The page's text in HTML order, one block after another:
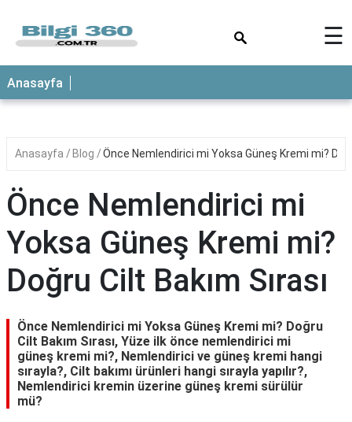
ANASAYFA
☰
Anasayfa
Anasayfa Blog Önce Nemlendirici mi Yoksa Güneş Kremi mi?
Önce Nemlendirici mi
Yoksa Güneş Kremi mi?
Doğru Cilt Bakım Sırası
Önce Nemlendirici mi Yoksa Güneş Kremi mi? Doğru
Cilt Bakım Sırası, Yüze ilk önce nemlendirici mi
güneş kremi mi?, Nemlendirici ve güneş kremi hangi
sırayla?, Cilt bakımı ürünleri hangi sırayla yapılır?,
Nemlendirici kremin üzerine güneş kremi sürülür
mü?